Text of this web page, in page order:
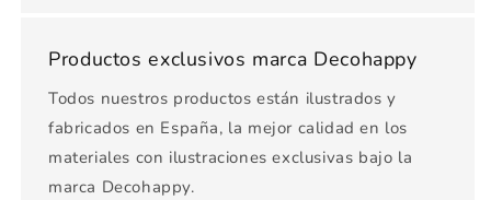
Productos exclusivos marca Decohappy
Todos nuestros productos están ilustrados y
fabricados en España, la mejor calidad en los
materiales con ilustraciones exclusivas bajo la
marca Decohappy.